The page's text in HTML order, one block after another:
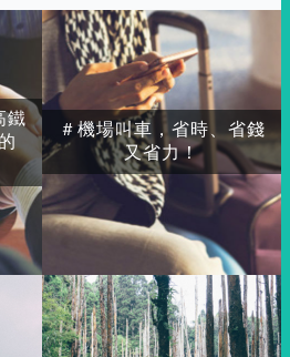
鐵
＃機場叫車，省時、省錢
又省力！